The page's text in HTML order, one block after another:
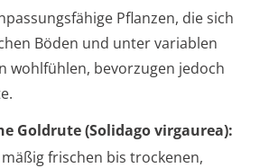
Pflanzen, die sich
Böden und unter variablen
wohlfühlen, bevorzugen jedoch
Goldrute (Solidago virgaurea):
frischen bis trockenen,